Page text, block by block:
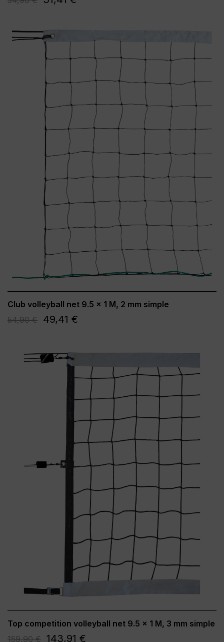
Club volleyball net 9.5 x 1 M, 2 mm simple
54,90 € 49,41 €
Top competition volleyball net 9.5 x 1 M, 3 mm simple
159,90 € 143,91 €